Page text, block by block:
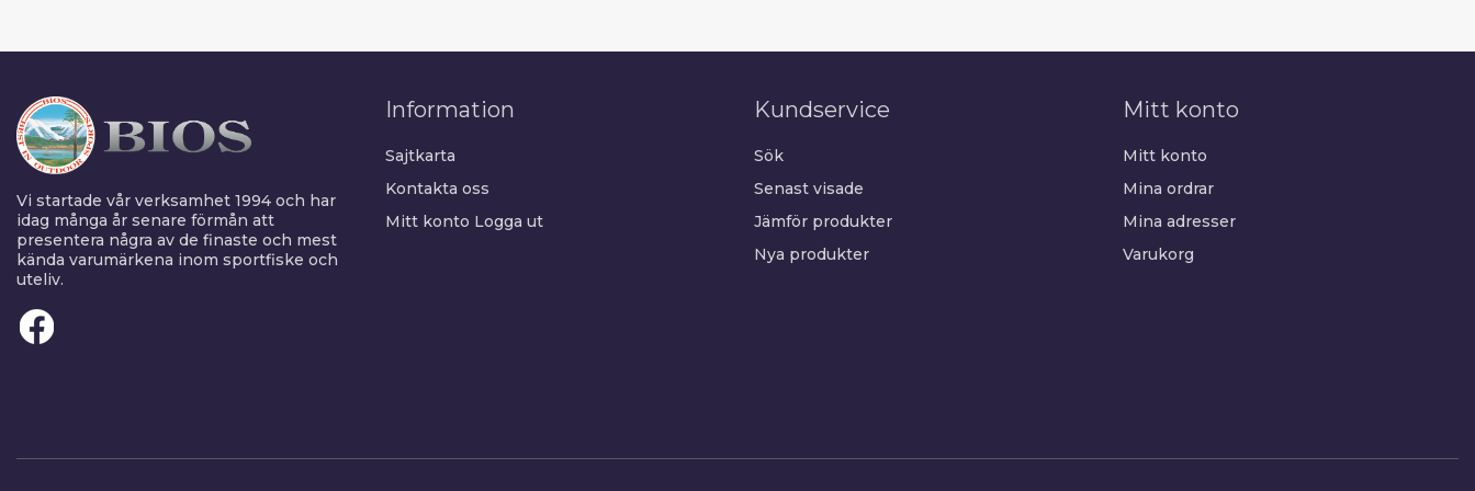
Vi startade vår verksamhet 1994 och har
idag många år senare förmån att
presentera några av de finaste och mest
kända varumärkena inom sportfiske och
uteliv.
Information
Sajtkarta
Kontakta oss
Mitt konto Logga ut
Kundservice
Sök
Senast visade
Jämför produkter
Nya produkter
Mitt konto
Mitt konto
Mina ordrar
Mina adresser
Varukorg